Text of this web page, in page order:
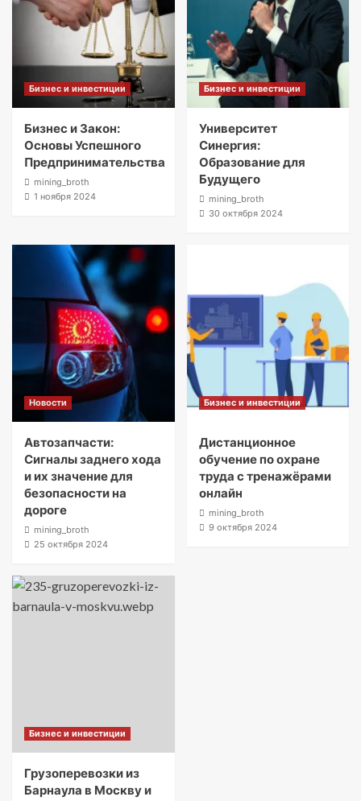
Бизнес и инвестиции
Бизнес и Закон:
Основы Успешного
Предпринимательства
mining_broth
1 ноября 2024
Бизнес и инвестиции
Университет
Синергия:
Образование для
Будущего
mining_broth
30 октября 2024
Новости
Автозапчасти:
Сигналы заднего хода
и их значение для
безопасности на
дороге
mining_broth
25 октября 2024
Бизнес и инвестиции
Дистанционное
обучение по охране
труда с тренажёрами
онлайн
mining_broth
9 октября 2024
Бизнес и инвестиции
Грузоперевозки из
Барнаула в Москву и